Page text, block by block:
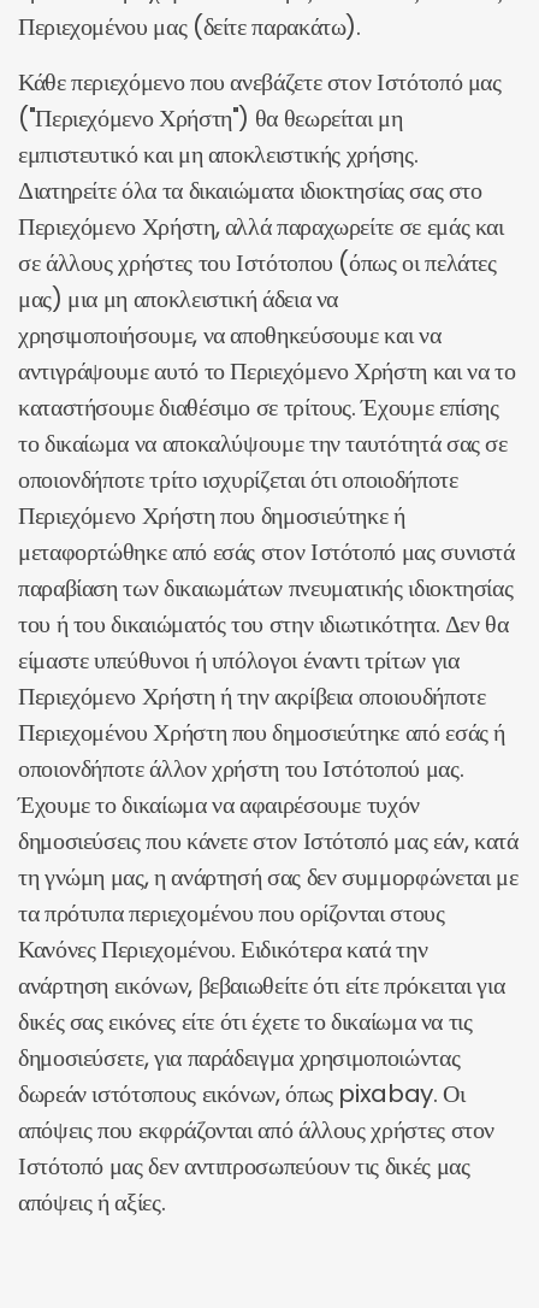
Περιεχομένου μας (δείτε παρακάτω).
Κάθε περιεχόμενο που ανεβάζετε στον Ιστότοπό μας
("Περιεχόμενο Χρήστη") θα θεωρείται μη
εμπιστευτικό και μη αποκλειστικής χρήσης.
Διατηρείτε όλα τα δικαιώματα ιδιοκτησίας σας στο
Περιεχόμενο Χρήστη, αλλά παραχωρείτε σε εμάς και
σε άλλους χρήστες του Ιστότοπου (όπως οι πελάτες
μας) μια μη αποκλειστική άδεια να
χρησιμοποιήσουμε, να αποθηκεύσουμε και να
αντιγράψουμε αυτό το Περιεχόμενο Χρήστη και να το
καταστήσουμε διαθέσιμο σε τρίτους. Έχουμε επίσης
το δικαίωμα να αποκαλύψουμε την ταυτότητά σας σε
οποιονδήποτε τρίτο ισχυρίζεται ότι οποιοδήποτε
Περιεχόμενο Χρήστη που δημοσιεύτηκε ή
μεταφορτώθηκε από εσάς στον Ιστότοπό μας συνιστά
παραβίαση των δικαιωμάτων πνευματικής ιδιοκτησίας
του ή του δικαιώματός του στην ιδιωτικότητα. Δεν θα
είμαστε υπεύθυνοι ή υπόλογοι έναντι τρίτων για
Περιεχόμενο Χρήστη ή την ακρίβεια οποιουδήποτε
Περιεχομένου Χρήστη που δημοσιεύτηκε από εσάς ή
οποιονδήποτε άλλον χρήστη του Ιστότοπού μας.
Έχουμε το δικαίωμα να αφαιρέσουμε τυχόν
δημοσιεύσεις που κάνετε στον Ιστότοπό μας εάν, κατά
τη γνώμη μας, η ανάρτησή σας δεν συμμορφώνεται με
τα πρότυπα περιεχομένου που ορίζονται στους
Κανόνες Περιεχομένου. Ειδικότερα κατά την
ανάρτηση εικόνων, βεβαιωθείτε ότι είτε πρόκειται για
δικές σας εικόνες είτε ότι έχετε το δικαίωμα να τις
δημοσιεύσετε, για παράδειγμα χρησιμοποιώντας
δωρεάν ιστότοπους εικόνων, όπως pixabay. Οι
απόψεις που εκφράζονται από άλλους χρήστες στον
Ιστότοπό μας δεν αντιπροσωπεύουν τις δικές μας
απόψεις ή αξίες.